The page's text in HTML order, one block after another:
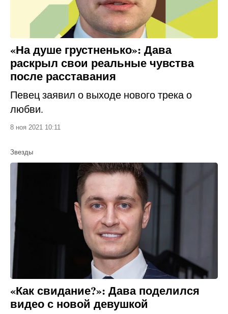
«На душе грустненько»: Дава
раскрыл свои реальные чувства
после расставания
Певец заявил о выходе нового трека о
любви.
8 ноя 2021 10:11
Звезды
«Как свидание?»: Дава поделился
видео с новой девушкой